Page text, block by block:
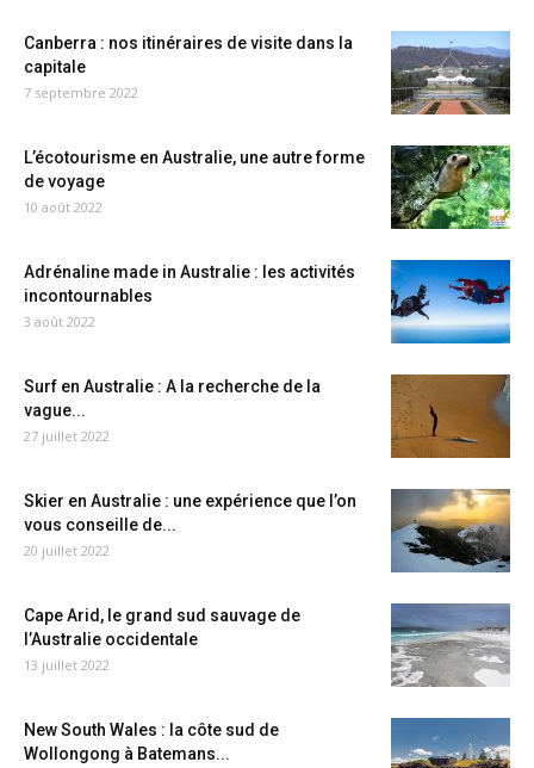
Canberra : nos itinéraires de visite dans la
capitale
7 septembre 2022
L’écotourisme en Australie, une autre forme
de voyage
10 août 2022
Adrénaline made in Australie : les activités
incontournables
3 août 2022
Surf en Australie : A la recherche de la
vague...
27 juillet 2022
Skier en Australie : une expérience que l’on
vous conseille de...
20 juillet 2022
Cape Arid, le grand sud sauvage de
l’Australie occidentale
13 juillet 2022
New South Wales : la côte sud de
Wollongong à Batemans...